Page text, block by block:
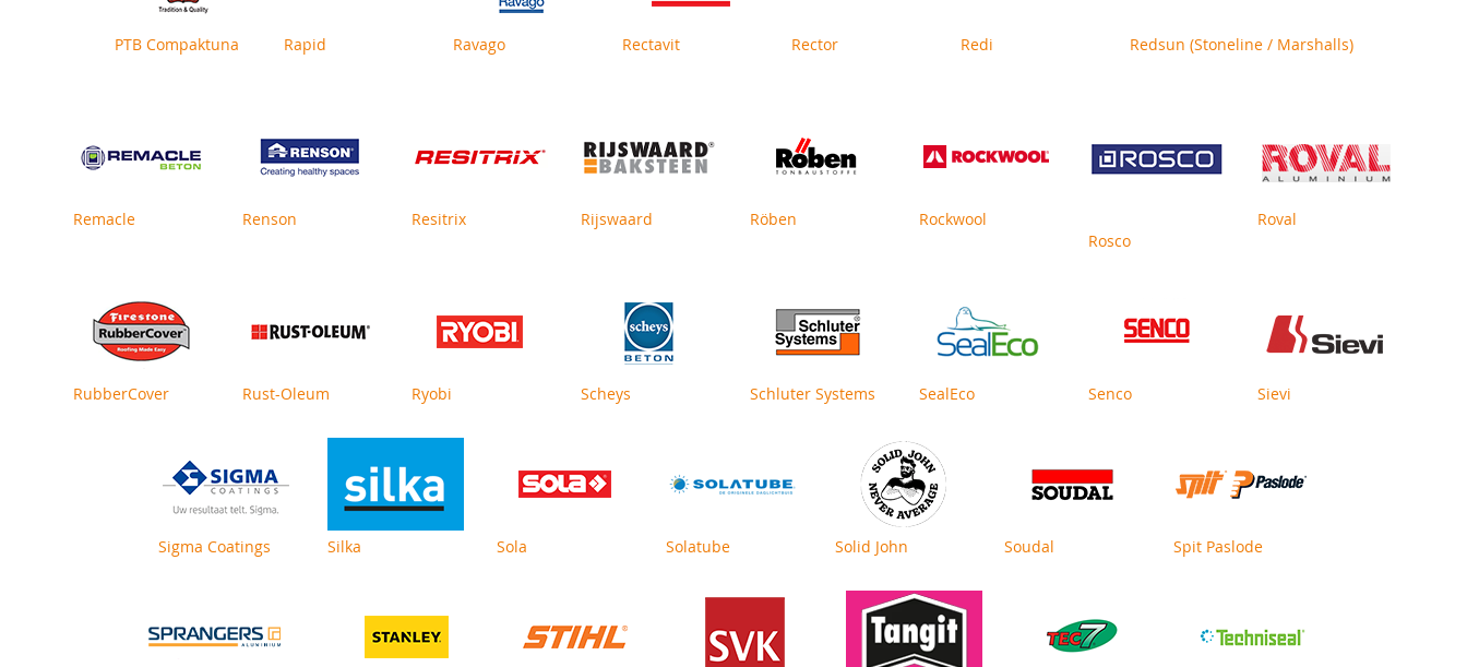
PTB Compaktuna Rapid Ravago Rectavit Rector Redi Redsun (Stoneline / Marshalls)
Remacle Renson Resitrix Rijswaard Röben
Rockwool
Rosco
Roval
RubberCover Rust-Oleum Ryobi Scheys Schluter Systems SealEco Senco Sievi
Sigma Coatings Silka Sola Solatube Solid John Soudal Spit Paslode